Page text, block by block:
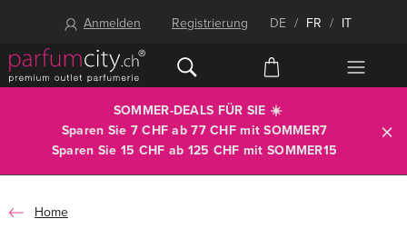
Anmelden Registrierung DE / FR / IT
SOMMER-DEALS FÜR SIE ☀️
Sparen Sie 7 CHF ab 77 CHF mitSOMMER7
Sparen Sie 15 CHF ab 125 CHF mit SOMMER15
Home